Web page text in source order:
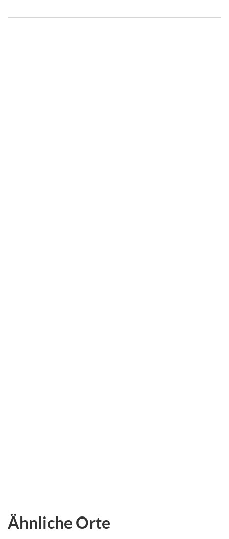
Ähnliche Orte